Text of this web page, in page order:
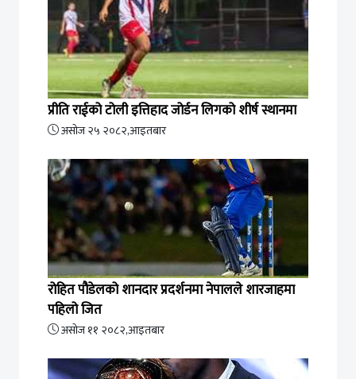
प्रीति राईको टोली इत्तिहाद जोर्डन लिगको शीर्ष स्थानमा
असोज २५ २०८२,आइतबार
रोहित पौडेलको शानदार प्रदर्शनमा नेपालले शारजाहमा
पहिलो जित
असोज ११ २०८२,आइतबार